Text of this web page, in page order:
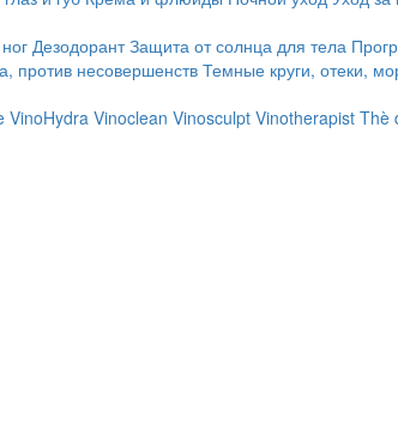
Дезодорант Защита от солнца для тела
против несовершенств Темные круги, отеки,
VinoHydra Vinoclean Vinosculpt Vinotherapist Thè